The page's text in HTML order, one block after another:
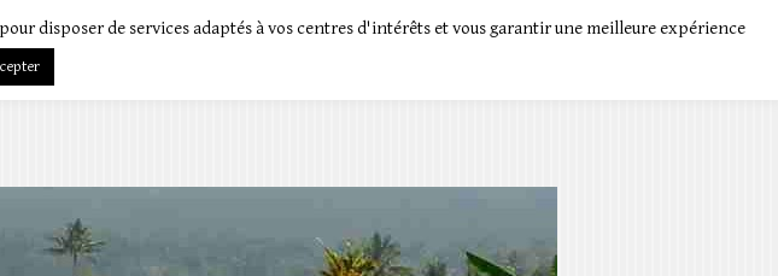
disposer de services adaptés à vos centres d'intérêts et vous garantir une meilleure expérience